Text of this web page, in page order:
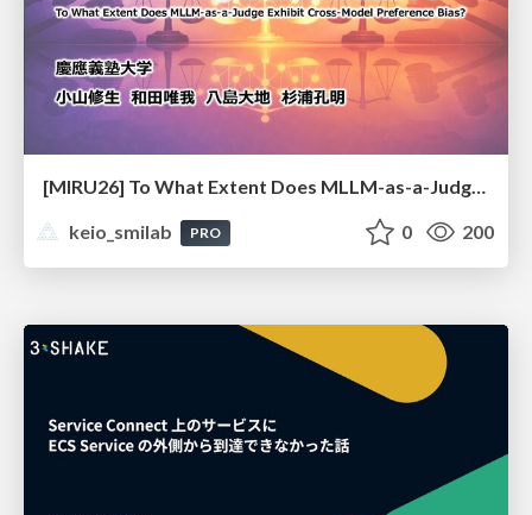
[MIRU26] To What Extent Does MLLM-as-a-Judge Exhibit Cross-Model Preference Bias?
keio_smilab
PRO 0 200